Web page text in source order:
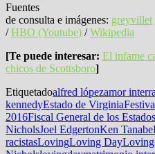
Fuentes
de consulta e imágenes: greyvillet
/HBO (Youtube) /Wikipedia
[Te puede interesar: El infame
chicos de Scottsboro]
Etiquetadoalfred lópezamor
kennedyEstado de Virginia
2016Fiscal General de los
NicholsJoel EdgertonKen Tanabe
racistasLovingLoving Day